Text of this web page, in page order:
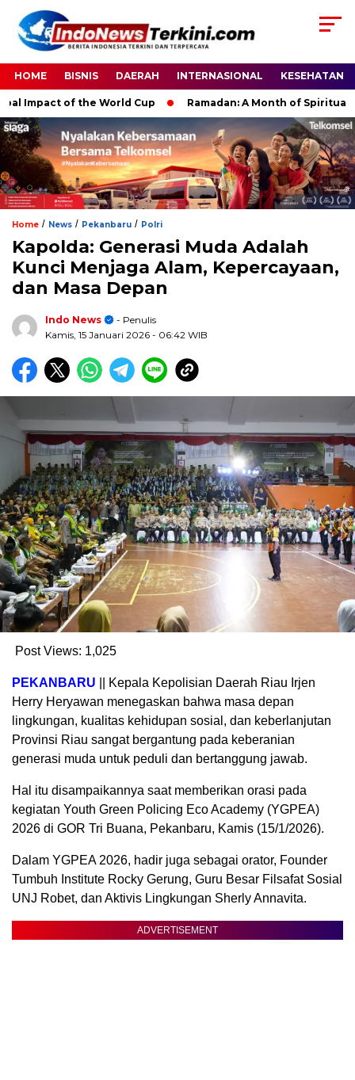
HOME BISNIS DAERAH INTERNASIONAL KESEHATAN
of the World Cup Ramadan: A Month of Spiritual
Home / News / Pekanbaru / Polri
Kapolda: Generasi Muda Adalah
Kunci Menjaga Alam, Kepercayaan,
dan Masa Depan
Indo News
- Penulis
Kamis, 15 Januari 2026 - 06:42 WIB
Post Views: 1,025
PEKANBARU || Kepala Kepolisian Daerah Riau Irjen
Herry Heryawan menegaskan bahwa masa depan
lingkungan, kualitas kehidupan sosial, dan keberlanjutan
Provinsi Riau sangat bergantung pada keberanian
generasi muda untuk peduli dan bertanggung jawab.
Hal itu disampaikannya saat memberikan orasi pada
kegiatan Youth Green Policing Eco Academy (YGPEA)
2026 di GOR Tri Buana, Pekanbaru, Kamis (15/1/2026).
Dalam YGPEA 2026, hadir juga sebagai orator, Founder
Tumbuh Institute Rocky Gerung, Guru Besar Filsafat Sosial
UNJ Robet, dan Aktivis Lingkungan Sherly Annavita.
ADVERTISEMENT